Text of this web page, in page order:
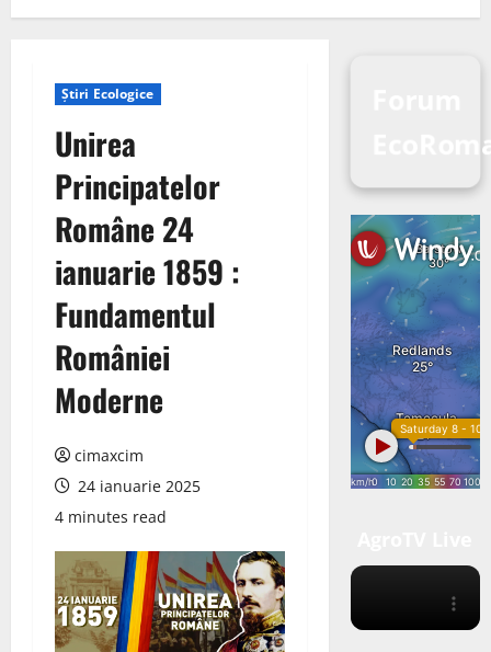
Știri Ecologice
Unirea
Principatelor
Române 24
ianuarie 1859 :
Fundamentul
României
Moderne
cimaxcim
24 ianuarie 2025
4 minutes read